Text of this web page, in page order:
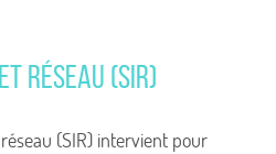
RÉSEAU (SIR)
(SIR) intervient pour